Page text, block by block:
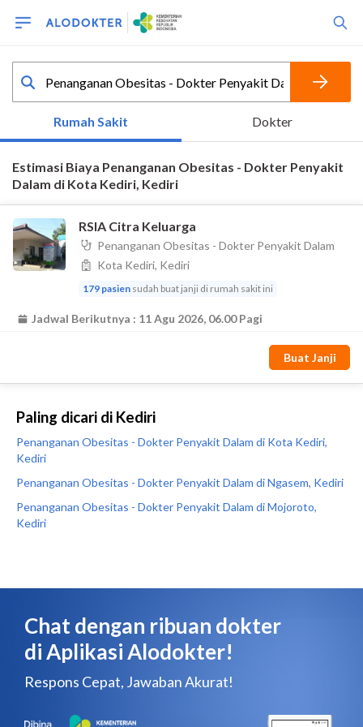
Paling dicari di Kediri
Penanganan Obesitas - Dokter Penyakit Dalam di Kota Kediri,
Kediri
Penanganan Obesitas - Dokter Penyakit Dalam di Ngasem, Kediri
Penanganan Obesitas - Dokter Penyakit Dalam di Mojoroto,
Kediri